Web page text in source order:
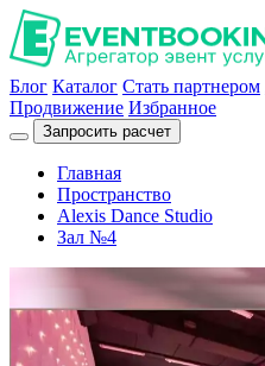
Блог Каталог Стать партнером
Продвижение Избранное
Запросить расчет
Главная
Пространство
Alexis Dance Studio
Зал №4